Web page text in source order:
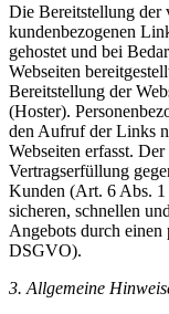
Die Bereitstellung der
kundenbezogenen
gehostet und bei
Webseiten
Bereitstellung der
(Hoster).
den Aufruf der Links
Webseiten erfasst.
Vertragserfüllung
Kunden (Art. 6 Abs.
sicheren, schnellen
Angebots durch
DSGVO).
3. Allgemeine